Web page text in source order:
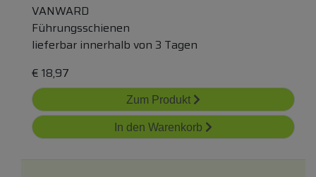
VANWARD
Führungsschienen
lieferbar innerhalb von 3 Tagen
€ 18,97
Zum Produkt
In den Warenkorb